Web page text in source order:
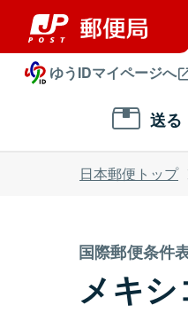
ゆうIDマイページへ
送る
日本郵便トップ
国際郵便条件
メキシ